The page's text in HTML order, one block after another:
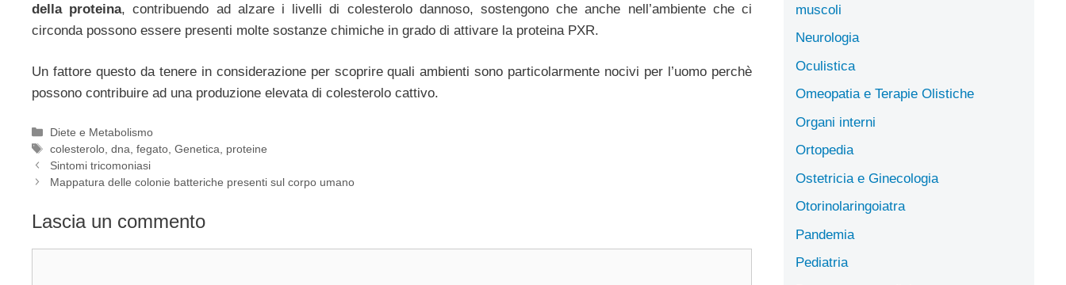
della proteina, contribuendo ad alzare i livelli di colesterolo dannoso, sostengono che anche nell’ambiente che ci
circonda possono essere presenti molte sostanze chimiche in grado di attivare la proteina PXR.
Un fattore questo da tenere in considerazione per scoprire quali ambienti sono particolarmente nocivi per l’uomo perchè
possono contribuire ad una produzione elevata di colesterolo cattivo.
Categorie
Diete e Metabolismo
Tag
colesterolo ,dna ,fegato ,Genetica
proteine
Sintomi tricomoniasi
Mappatura delle colonie batteriche presenti sul corpo umano
Lascia un commento
muscoli
Neurologia
Oculistica
Omeopatia e Terapie Olistiche
Organi interni
Ortopedia
Ostetricia e Ginecologia
Otorinolaringoiatra
Pandemia
Pediatria